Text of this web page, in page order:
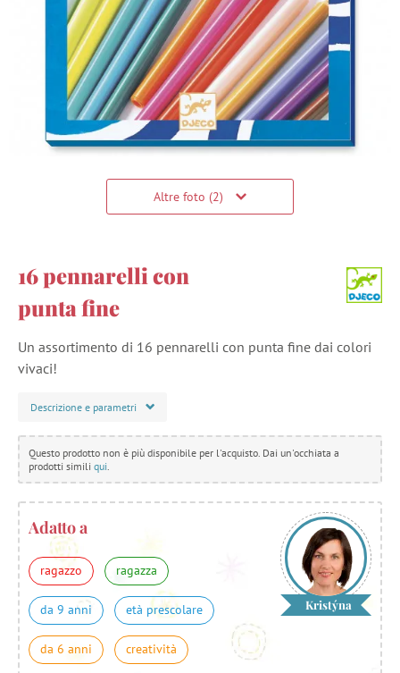
Altre foto (2)
16 pennarelli con
punta fine
Un assortimento di 16 pennarelli con punta fine dai colori
vivaci!
Descrizione e parametri
Questo prodotto non è più disponibile per l'acquisto. Dai un'occhiata a
prodotti simili qui
Adatto a
ragazzo ragazza
da 9 anni età prescolare
da 6 anni creatività
Kristýna